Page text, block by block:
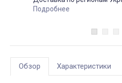
Подробнее
Обзор Характеристики